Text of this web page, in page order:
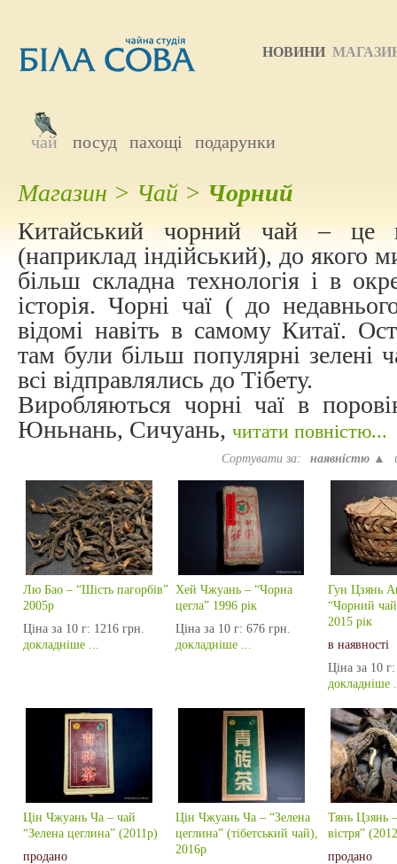
НОВИНИ
чай посуд пахощі подарунки
Магазин > Чай > Чорний
Китайський чорний чай – це
(наприклад індійський), до якого
більш складна технологія і в
історія. Чорні чаї ( до
відомі навіть в самому Китаї.
там були більш популярні зелені
всі відправлялись до Тібету.
Виробляються чорні чаї в
Юньнань, Сичуань, читати повністю...
Сортувати за: наявністю ▲
Лю Бао – “Шість пагорбів”
2005р
Ціна за 10 г: 1216 грн.
докладніше ...
Хей Чжуань – “Чорна
цегла” 1996 рік
Ціна за 10 г: 676 грн.
докладніше ...
Гун Цзянь
“Чорний
2015 рік
в наявності
Ціна за 10 г:
докладніше
Цін Чжуань Ча – чай
“Зелена цеглина” (2011р)
продано
Цін Чжуань Ча – “Зелена
цеглина” (тібетський чай),
2016р
Тянь Цзянь
вістря”
продано